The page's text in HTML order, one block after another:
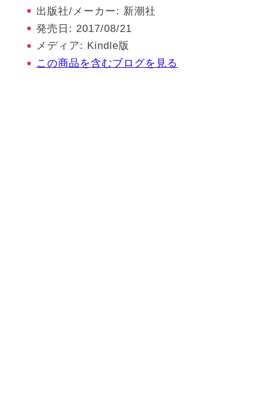
出版社/メーカー: 新潮社
発売日: 2017/08/21
メディア: Kindle版
この商品を含むブログを見る